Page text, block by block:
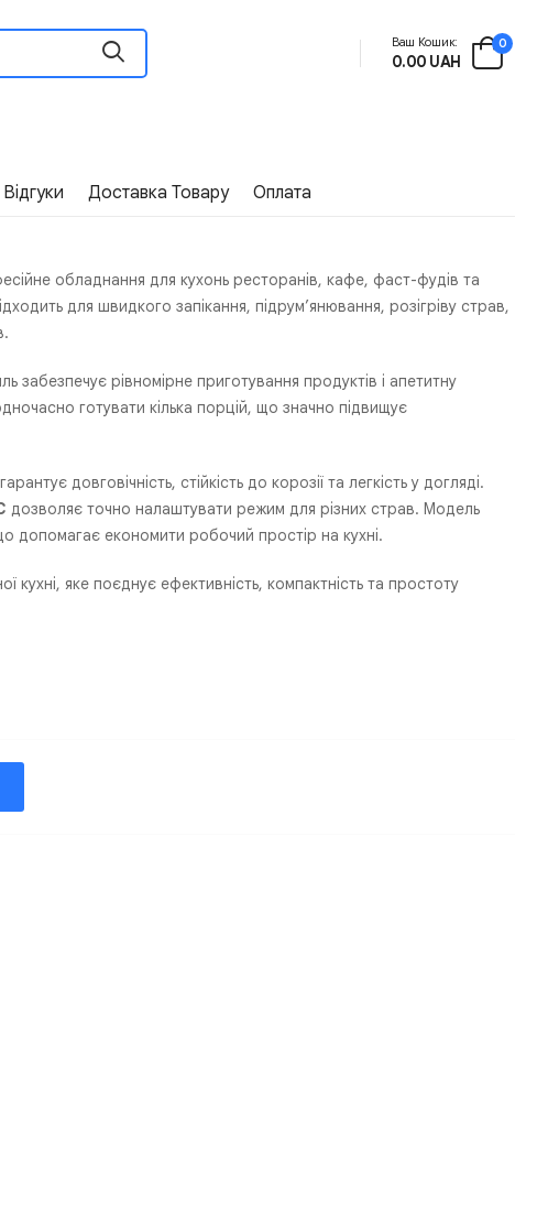
Ваш Кошик:
0.00 UAH
0
Відгуки Доставка Товару Оплата
обладнання для кухонь ресторанів, кафе, фаст-фудів та
для швидкого запікання, підрум’янювання, розігріву страв,
забезпечує рівномірне приготування продуктів і апетитну
готувати кілька порцій, що значно підвищує
довговічність, стійкість до корозії та легкість у догляді.
дозволяє точно налаштувати режим для різних страв. Модель
допомагає економити робочий простір на кухні.
кухні, яке поєднує ефективність, компактність та простоту